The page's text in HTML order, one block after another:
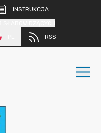
INSTRUKCJA
RSS